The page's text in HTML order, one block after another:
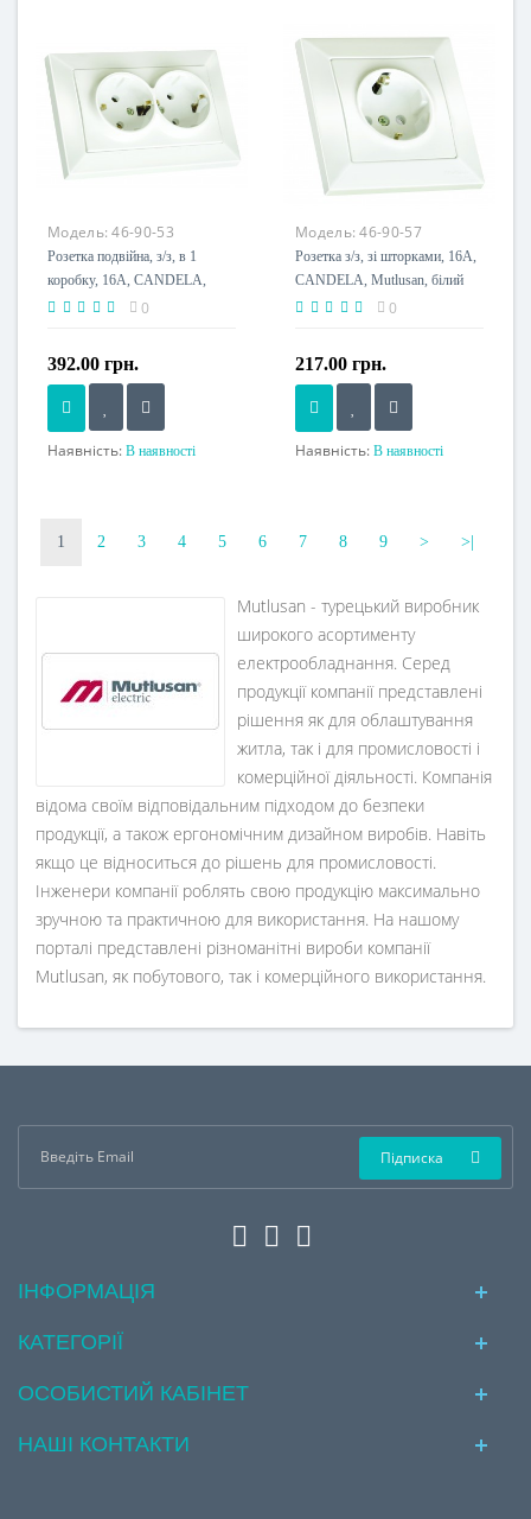
230 V
Пило-волого захист, IP
IP20
Напруга живлення
230 V
Пило-волого захист, IP
IP20
Модель:46-90-53
Розетка подвійна, з/з, в 1
коробку, 16А, CANDELA,
Mutlusan, білий, (2125 202
0
392.00 грн.
Наявність: В наявності
Напруга живлення
Модель:46-90-57
Розетка з/з, зі шторками, 16А,
CANDELA, Mutlusan, білий
(2125 105 0201)0
217.00 грн.
Наявність: В наявності
Напруга живлення
1 2 3 4 5 6 7 8 9 > >|
Mutlusan - турецький виробник
широкого асортименту
електрообладнання. Серед
продукції компанії представлені
рішення як для облаштування
житла, так і для промисловості і
комерційної діяльності. Компанія
відома своїм відповідальним підходом до безпеки
продукції, а також ергономічним дизайном виробів. Навіть
якщо це відноситься до рішень для промисловості.
Інженери компанії роблять свою продукцію максимально
зручною та практичною для використання. На нашому
порталі представлені різноманітні вироби компанії
Mutlusan, як побутового, так і комерційного використання.
Підписка
ІНФОРМАЦІЯ
КАТЕГОРІЇ
ОСОБИСТИЙ КАБІНЕТ
НАШІ КОНТАКТИ